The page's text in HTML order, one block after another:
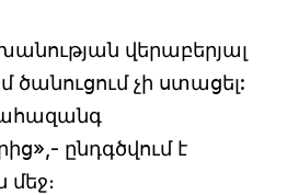
վերաբերյալ
ծանուցում չի ստացել:
ընդգծվում է